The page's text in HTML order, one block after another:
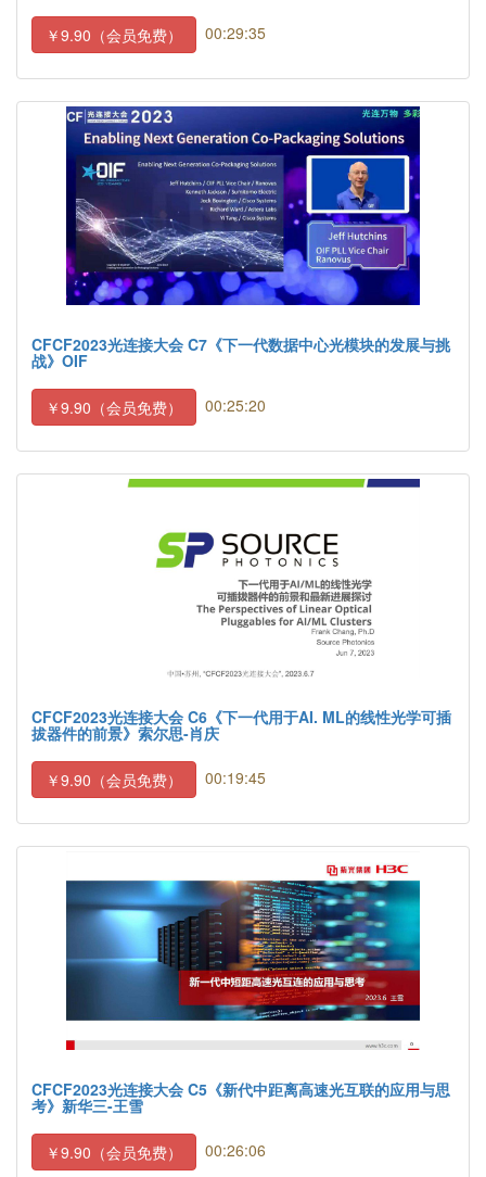
￥9.90（会员免费） 00:29:35
CFCF2023光连接大会 C7《下一代数据中心光模块的发展与挑
战》OIF
￥9.90（会员免费） 00:25:20
CFCF2023光连接大会 C6《下一代用于AI. ML的线性光学可插
拔器件的前景》索尔思-肖庆
￥9.90（会员免费） 00:19:45
CFCF2023光连接大会 C5《新代中距离高速光互联的应用与思
考》新华三-王雪
￥9.90（会员免费） 00:26:06